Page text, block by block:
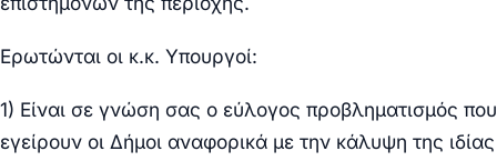
Ερωτώνται οι κ.κ. Υπουργοί:
1) Είναι σε γνώση σας ο εύλογος προβληματισμός που
εγείρουν οι Δήμοι αναφορικά με την κάλυψη της ιδίας